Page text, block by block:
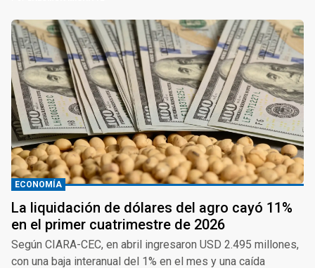
ECONOMÍA
La liquidación de dólares del agro cayó 11%
en el primer cuatrimestre de 2026
Según CIARA-CEC, en abril ingresaron USD 2.495 millones,
con una baja interanual del 1% en el mes y una caída